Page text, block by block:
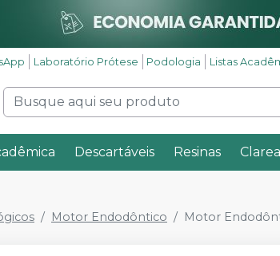
Laboratório Prótese Podologia Listas
Descartáveis Resinas
Motor Endodôntico Motor